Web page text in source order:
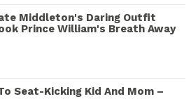
Middleton's Daring Outfit
Prince William's Breath Away
Seat-Kicking Kid And Mom –